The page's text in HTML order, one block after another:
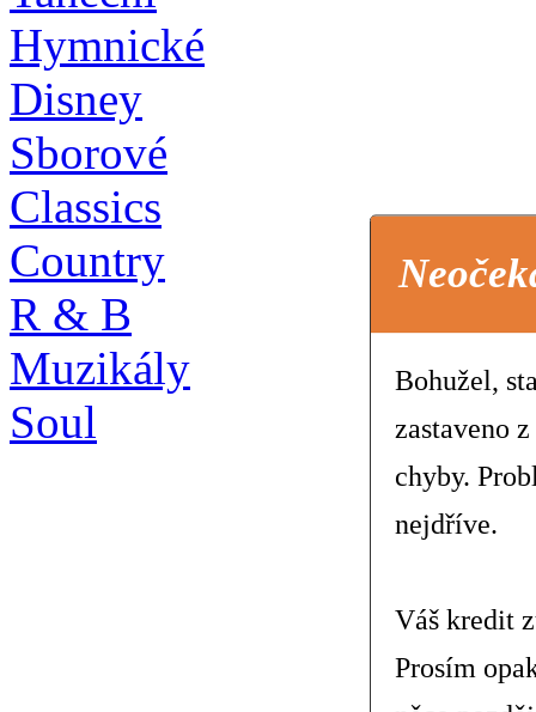
Hymnické
Disney
Sborové
Classics
Country
R & B
Muzikály
Soul
Bohužel,
zastaveno
chyby.
nejdříve.
Váš kredit
Prosím